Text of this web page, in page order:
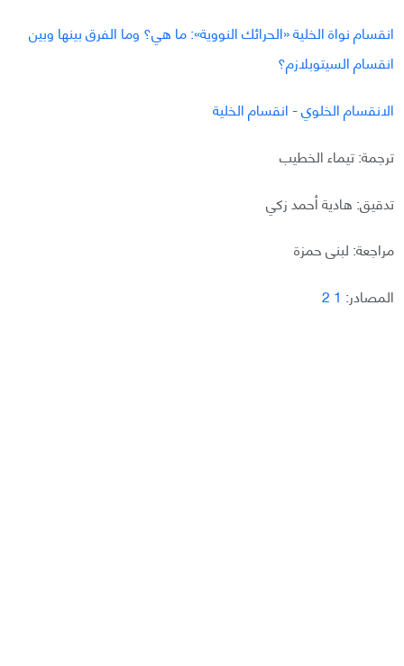
انقسام نواة الخلية «الحرائك النووية»: ما هي؟ وما الفرق بينها وبين
انقسام السيتوبلازم؟
الانقسام الخلوي - انقسام الخلية
ترجمة: تيماء الخطيب
تدقيق: هادية أحمد زكي
مراجعة: لبنى حمزة
المصادر: 1
2